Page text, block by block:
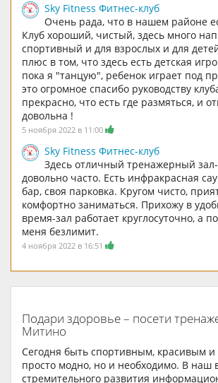
Sky Fitness Фитнес-клуб
Очень рада, что в нашем районе
Клуб хороший, чистый, здесь много
спортивный и для взрослых и для
плюс в том, что здесь есть детская
пока я "танцую", ребенок играет под
это огромное спасибо руководству
прекрасно, что есть где размяться, и
довольна !
5 ноября 2022 в 11:00
Sky Fitness Фитнес-клуб
Здесь отличный тренажерный
довольно часто. Есть инфракрасная
бар, своя парковка. Кругом чисто,
комфортно заниматься. Прихожу в
время-зал работает круглосуточно, а
меня безлимит.
4 ноября 2022 в 16:51
Подари здоровье – посети
Митино
Сегодня быть спортивным, красивым
просто модно, но и необходимо. В наш
стремительного развития